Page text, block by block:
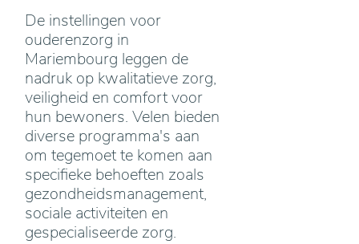
De instellingen voor
ouderenzorg in
Mariembourg leggen de
nadruk op kwalitatieve zorg,
veiligheid en comfort voor
hun bewoners. Velen bieden
diverse programma's aan
om tegemoet te komen aan
specifieke behoeften zoals
gezondheidsmanagement,
sociale activiteiten en
gespecialiseerde zorg.